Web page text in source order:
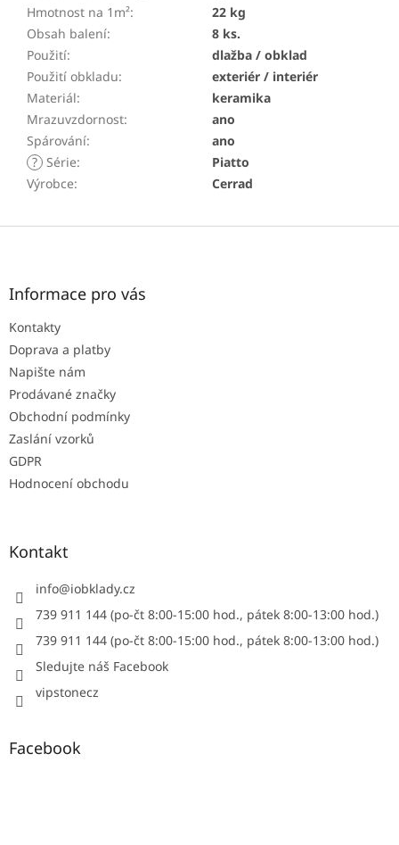
Hmotnost na 1m²:
22 kg
Obsah balení:
8 ks.
Použití:
dlažba / obklad
Použití obkladu:
exteriér / interiér
Materiál:
keramika
Mrazuvzdornost:
ano
Spárování:
ano
? Série:
Piatto
Výrobce: Cerrad
Z
Informace pro vás
Kontakty
Doprava a platby
Napište nám
Prodávané značky
Obchodní podmínky
Zaslání vzorků
GDPR
Hodnocení obchodu
Kontakt
info@iobklady.cz
739 911 144 (po-čt 8:00-15:00 hod., pátek 8:00-13:00 hod.)
739 911 144 (po-čt 8:00-15:00 hod., pátek 8:00-13:00 hod.)
Sledujte náš Facebook
vipstonecz
Facebook